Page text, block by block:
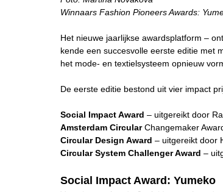
Winnaars Fashion Pioneers Awards:
Het nieuwe jaarlijkse awardsplatform –
kende een succesvolle eerste editie met
het mode- en textielsysteem opnieuw
De eerste editie bestond uit vier impact
Social Impact Award – uitgereikt door
Amsterdam CircularChangemaker
Circular Design Award – uitgereikt door
Circular System Challenger Award –
Social Impact Award: Yumeko